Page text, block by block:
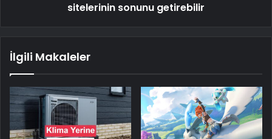
sitelerinin sonunu getirebilir
İlgili Makaleler